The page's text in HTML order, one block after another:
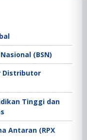
(BSN)
Distributor
Tinggi dan
Antaran (RPX